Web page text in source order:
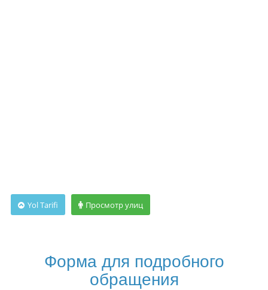
Yol Tarifi Просмотр улиц
Форма для подробного
обращения